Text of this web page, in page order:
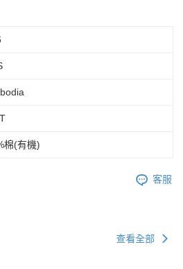
棉(有機)
客服
查看全部